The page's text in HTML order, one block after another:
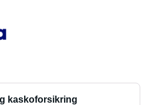
kaskoforsikring